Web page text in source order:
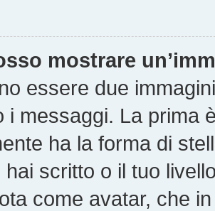
mostrare
essere due
i messaggi. La prima
ha la forma di
hai scritto o il tuo
come avatar, che